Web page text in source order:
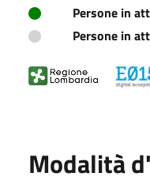
Persone in
Persone in
Modalità